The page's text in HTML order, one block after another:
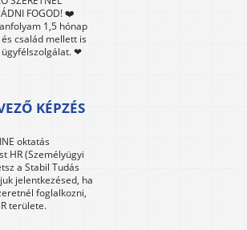
FOGOD! ❤️
1,5 hónap
család mellett is
ügyfélszolgálat. ❤
KÉPZÉS
oktatás
HR (Személyügyi
a Stabil Tudás
jelentkezésed, ha
foglalkozni,
területe.